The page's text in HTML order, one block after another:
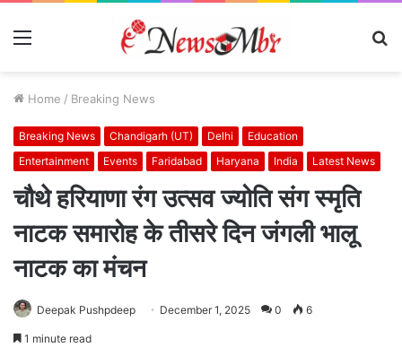
Menu
Home / Breaking News
Breaking News Chandigarh (UT) Delhi
Education
Entertainment
Events Faridabad Haryana India Latest News
चौथे हरियाणा रंग उत्सव ज्योति संग स्मृति
नाटक समारोह के तीसरे दिन जंगली भालू
नाटक का मंचन
Deepak Pushpdeep December 1, 2025 0 6
1 minute read